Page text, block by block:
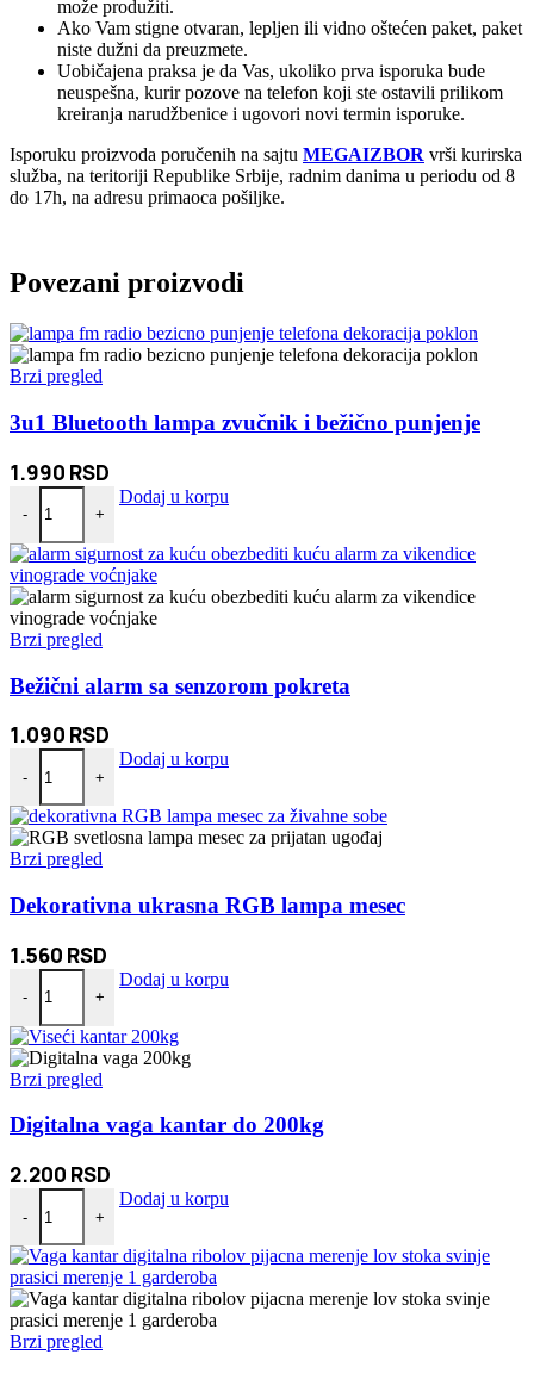
može produžiti.
Ako Vam stigne otvaran, lepljen ili vidno oštećen paket, paket
niste dužni da preuzmete.
Uobičajena praksa je da Vas, ukoliko prva isporuka bude
neuspešna, kurir pozove na telefon koji ste ostavili prilikom
kreiranja narudžbenice i ugovori novi termin isporuke.
Isporuku proizvoda poručenih na sajtu MEGAIZBOR vrši kurirska
služba, na teritoriji Republike Srbije, radnim danima u periodu od 8
do 17h, na adresu primaoca pošiljke.
Povezani proizvodi
Brzi pregled
3u1 Bluetooth lampa zvučnik i bežično punjenje
1.990 RSD
-
3u1 Bluetooth lampa zvučnik i bežično punjenje količina
+
Dodaj u korpu
Brzi pregled
Bežični alarm sa senzorom pokreta
1.090 RSD
-
Bežični alarm sa senzorom pokreta količina
+
Dodaj u korpu
Brzi pregled
Dekorativna ukrasna RGB lampa mesec
1.560 RSD
-
Dekorativna ukrasna RGB lampa mesec količina
+
Dodaj u korpu
Brzi pregled
Digitalna vaga kantar do 200kg
2.200 RSD
-
Digitalna vaga kantar do 200kg količina
+
Dodaj u korpu
Brzi pregled